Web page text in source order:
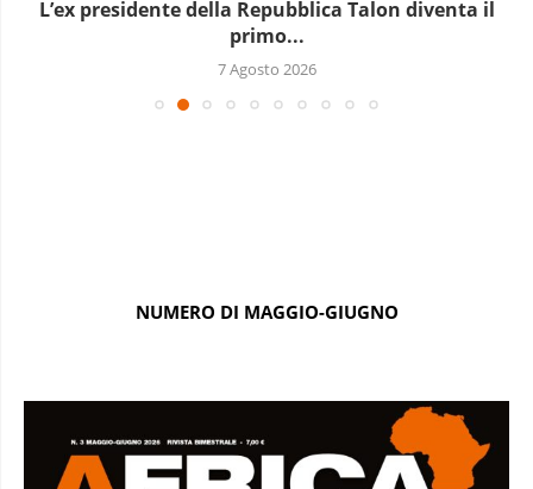
L’ex presidente della Repubblica Talon diventa il
primo...
7 Agosto 2026
NUMERO DI MAGGIO-GIUGNO